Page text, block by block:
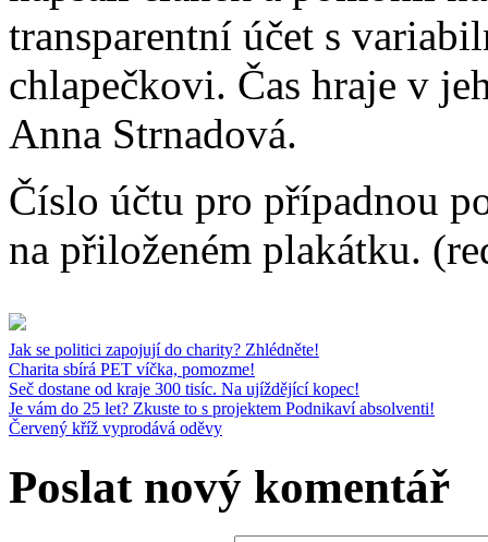
transparentní účet s
chlapečkovi. Čas hraje v
Anna Strnadová.
Číslo účtu pro případnou
na přiloženém plakátku.
Jak se politici zapojují do charity? Zhlédněte!
Charita sbírá PET víčka, pomozme!
Seč dostane od kraje 300 tisíc. Na ujíždějící kopec!
Je vám do 25 let? Zkuste to s projektem Podnikaví absolventi!
Červený kříž vyprodává oděvy
Poslat nový komentář